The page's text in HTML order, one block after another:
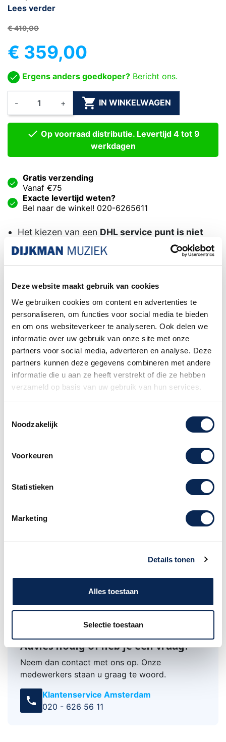
Deze website maakt gebruik van cookies
We gebruiken cookies om content en advertenties te
personaliseren, om functies voor social media te bieden
en om ons websiteverkeer te analyseren. Ook delen we
informatie over uw gebruik van onze site met onze
partners voor social media, adverteren en analyse. Deze
partners kunnen deze gegevens combineren met andere
informatie die u aan ze heeft verstrekt of die ze hebben
verzameld op basis van uw gebruik van hun services.
Noodzakelijk
Voorkeuren
Statistieken
Marketing
Details tonen
Alles toestaan
Selectie toestaan
Lees verder
€ 419,00
€ 359,00
Ergens anders goedkoper? Bericht ons.
- +  IN WINKELWAGEN
 Op voorraad distributie. Levertijd 4 tot 9
werkdagen
Gratis verzending
Vanaf €75
Exacte levertijd weten?
Bel naar de winkel! 020-6265611
Het kiezen van een DHL service punt is niet
mogelijk wanneer uw bestelling een piano of
gitaarbevat. Dit formaat pakket wordt door het
Familiebedrijf sinds 1958
LD Systems ICOA 15 Passieve
coaxiale full range PA luidspreker.
Een echte allrounder voor full-range,
satelliet- en monitortoepassingen en
vaste installaties.
Passieve luidspreker met 125 dB max. SPL en
coaxiaal ontwerp met roterende, BEM-
aangevraagd)
kantelhoek,
6 x M10 vliegpunten
Advies nodig of heb je een vraag?
Neem dan contact met ons op. Onze
medewerkers staan u graag te woord.
call
Klantenservice Amsterdam
020 - 626 56 11